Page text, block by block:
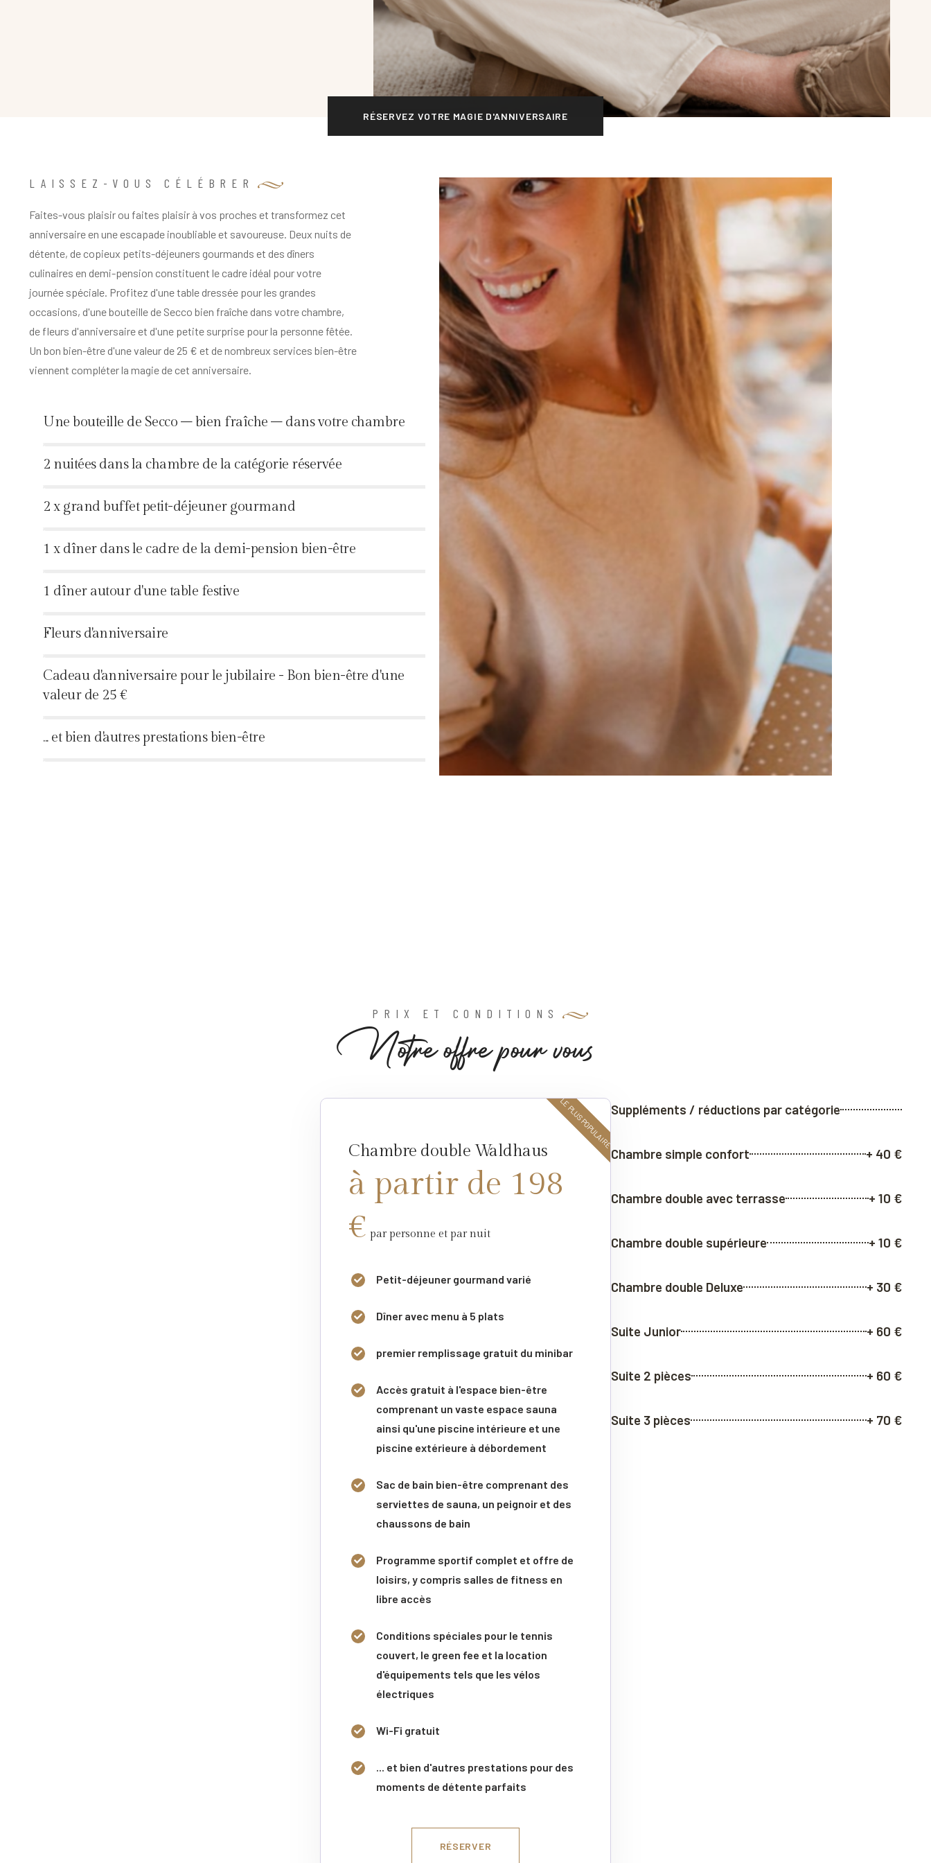
RÉSERVEZ VOTRE MAGIE D'ANNIVERSAIRE
LAISSEZ-VOUS CÉLÉBRER
Faites-vous plaisir ou faites plaisir à vos proches et transformez cet
anniversaire en une escapade inoubliable et savoureuse. Deux nuits de
détente, de copieux petits-déjeuners gourmands et des dîners
culinaires en demi-pension constituent le cadre idéal pour votre
journée spéciale. Profitez d'une table dressée pour les grandes
occasions, d'une bouteille de Secco bien fraîche dans votre chambre,
de fleurs d'anniversaire et d'une petite surprise pour la personne fêtée.
Un bon bien-être d'une valeur de 25 € et de nombreux services bien-être
viennent compléter la magie de cet anniversaire.
Une bouteille de Secco – bien fraîche – dans votre chambre
2 nuitées dans la chambre de la catégorie réservée
2 x grand buffet petit-déjeuner gourmand
1 x dîner dans le cadre de la demi-pension bien-être
1 dîner autour d'une table festive
Fleurs d'anniversaire
Cadeau d'anniversaire pour le jubilaire - Bon bien-être d'une
valeur de 25 €
... et bien d'autres prestations bien-être
PRIX ET CONDITIONS
Notreoffrepourvous
Chambre double Waldhaus
à partir de 198
€ par personne et par nuit
Petit-déjeuner gourmand varié
Dîner avec menu à 5 plats
premier remplissage gratuit du minibar
Accès gratuit à l'espace bien-être
comprenant un vaste espace sauna
ainsi qu'une piscine intérieure et une
piscine extérieure à débordement
Sac de bain bien-être comprenant des
serviettes de sauna, un peignoir et des
chaussons de bain
Programme sportif complet et offre de
loisirs, y compris salles de fitness en
libre accès
Conditions spéciales pour le tennis
couvert, le green fee et la location
d'équipements tels que les vélos
électriques
Wi-Fi gratuit
... et bien d'autres prestations pour des
moments de détente parfaits
LE PLUS POPULAIRE
RÉSERVER
Suppléments / réductions par catégorie
Chambre simple confort + 40 €
Chambre double avec terrasse + 10 €
Chambre double supérieure + 10 €
Chambre double Deluxe + 30 €
Suite Junior + 60 €
Suite 2 pièces + 60 €
Suite 3 pièces + 70 €